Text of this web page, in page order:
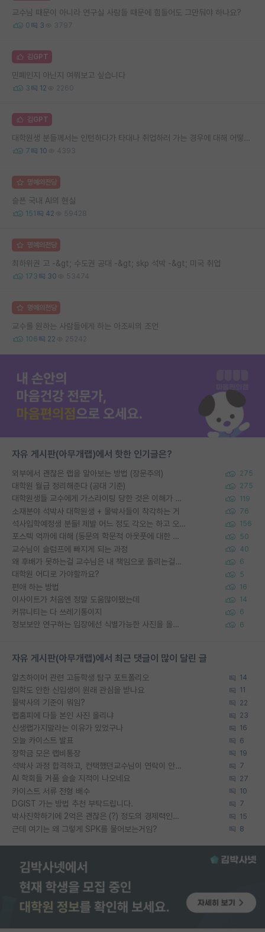
교수님 때문이 아니라 연구실 사람들 때문에 힘들어도 그만둬야 하나요?
0 3 3797
김GPT
민폐인지 아닌지 여쭤보고 싶습니다
3 12 2260
김GPT
대학원생 분들께서는 인턴하다가 타대나 취업하러 가는 경우에 대해 어떻게 생각하시는지 여쭙고 싶습니다.
7 10 4393
명예의전당
슬픈 국내 AI의 현실
151 42 59428
명예의전당
최하위권 고 -&gt; 수도권 공대 -&gt; skp 석박 -&gt; 미국 취업
173 30 53474
명예의전당
교수를 원하는 사람들에게 하는 아조씨의 조언
106 22 25242
자유 게시판(아무개랩)에서 핫한 인기글은?
외부에서 괜찮은 랩을 알아보는 방법 (장문주의) 275
대학원 월급 정리해준다 (공대 기준) 275
대학원생들 교수에게 가스라이팅 당한 것은 이해가 갑니다. 안타깝네요. 119
소재분야 석박사 대학원생 + 물박사들이 착각하는 거 76
석사입학예정생 분들! 제발 어느 정도 각오는 하고 오세요. 156
포스텍 억까에 대해 (동문의 학문적 아웃풋에 대한 반박) 50
교수님이 슬럼프에 빠지게 되는 과정 40
왜 후배가 못하는걸 교수님은 내 책임으로 돌리는걸까요? 6
대학원 어디로 가야할까요? 5
편애 하는 방법 16
이사이트가 처음엔 정말 도움많이됐는데 14
커뮤니티는 다 쓰레기통이지 6
정보보안 연구하는 입장에선 식별가능한 사진을 올리는건 비추이긴함 6
자유 게시판(아무개랩)에서 최근 댓글이 많이 달린 글
알츠하이머 관련 고등학생 탐구 포트폴리오 14
입학도 안한 신입생이 원래 관심을 받나요 11
물박사의 기준이 뭐임? 22
랩홈피에 다들 본인 사진 올리냐 23
신생랩가지말라는 이유가 있었구나 16
오늘 카이스트 발표 6
장학금 모은 랩비통장 19
석박사 과정 합격하고, 컨택했던교수님이 연락이 안됩니다... 7
AI 학회들 거품 슬슬 지적이 나오네요 27
카이스트 서류 전형 배수 10
DGIST 가는 방법 추천 부탁드립니다. 7
박사진학하기에 2억은 괜찮은 (?) 정도의 경제력인가요 15
근데 여기는 왜 그렇게 SPK를 물어보는거임? 8